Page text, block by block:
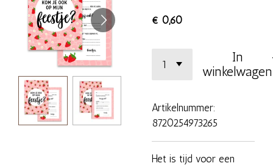
€ 0,60
In
winkelwagen
Artikelnummer:
8720254973265
Het is tijd voor een